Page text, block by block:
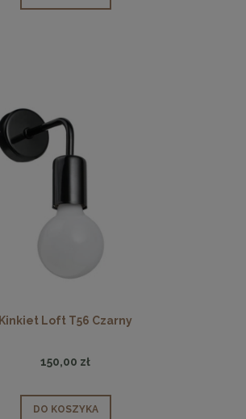
Kinkiet Loft T56 Czarny
150,00 zł
DO KOSZYKA